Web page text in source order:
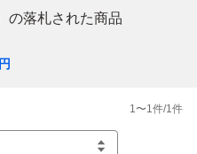
の落札された商品
円
1 〜1 件/1 件